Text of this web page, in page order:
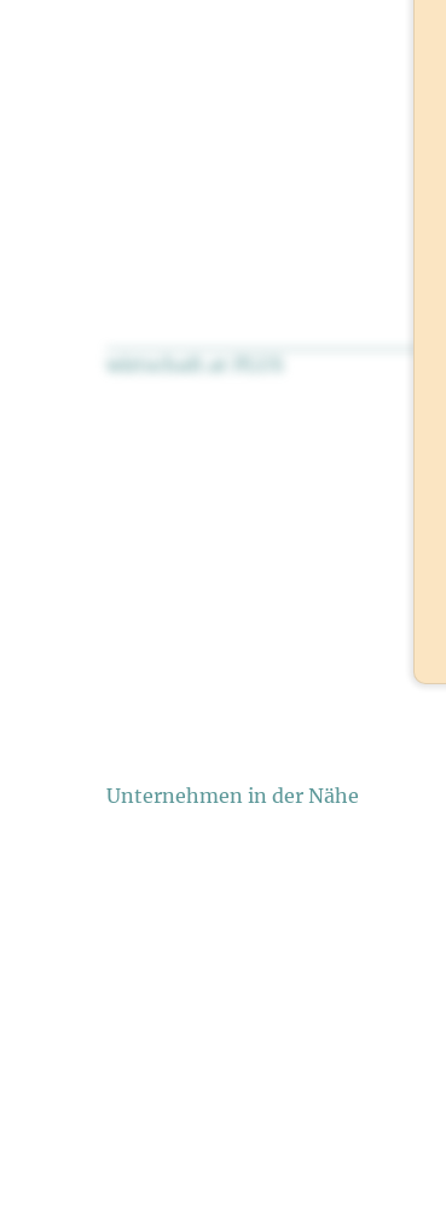
wirtschaft.at PLUS
Unternehmen in der Nähe